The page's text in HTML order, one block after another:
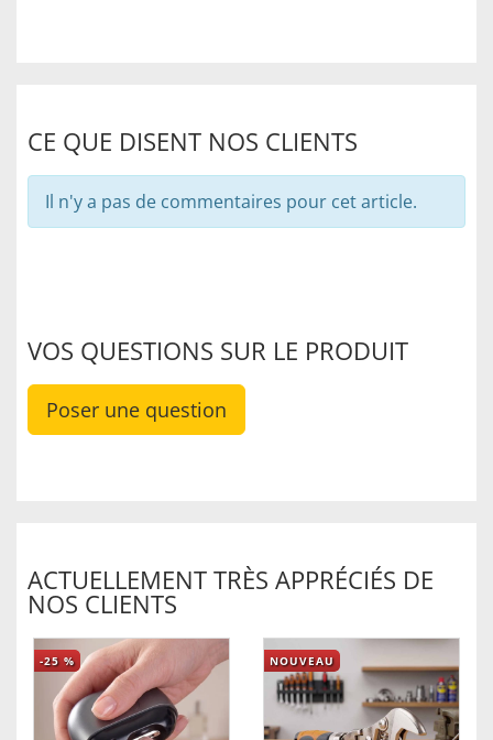
CE QUE DISENT NOS CLIENTS
Il n'y a pas de commentaires pour cet article.
VOS QUESTIONS SUR LE PRODUIT
Poser une question
ACTUELLEMENT TRÈS APPRÉCIÉS DE
NOS CLIENTS
-25% NOUVEAU